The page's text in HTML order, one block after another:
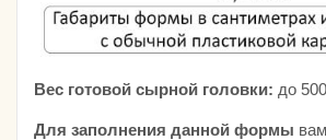
Вес готовой сырной головки: до
Для заполнения данной формы